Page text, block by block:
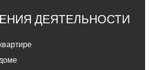
ДЕЯТЕЛЬНОСТИ